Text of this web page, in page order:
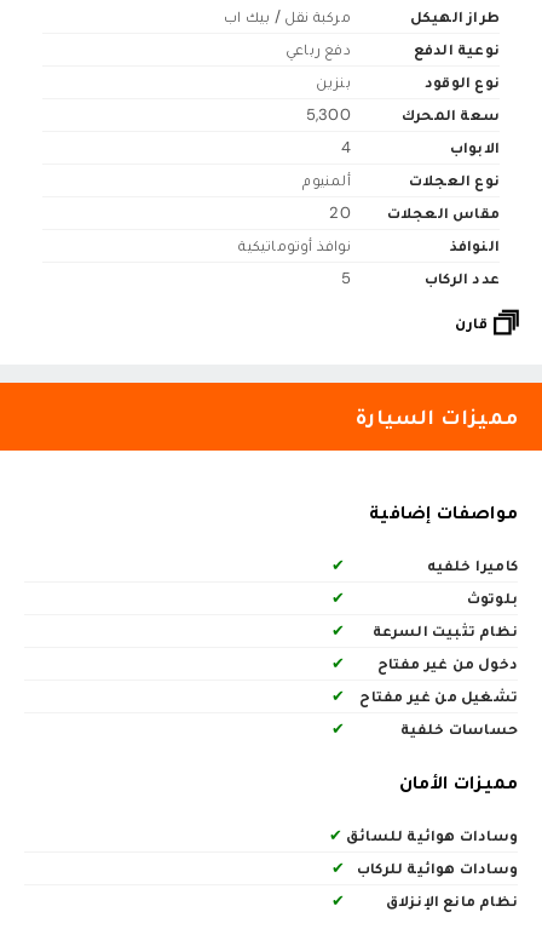
طراز الهيكل
مركبة نقل / بيك اب
نوعية الدفع
دفع رباعي
نوع الوقود
بنزين
سعة المحرك
5,300
الابواب
4
نوع العجلات
ألمنيوم
مقاس العجلات
20
النوافذ
نوافذ أوتوماتيكية
عدد الركاب
5
قارن
مميزات السيارة
مواصفات إضافية
كاميرا خلفيه
✔
بلوتوث
✔
نظام تثبيت السرعة
✔
دخول من غير مفتاح
✔
تشغيل من غير مفتاح
✔
حساسات خلفية
✔
مميزات الأمان
وسادات هوائية للسائق ✔
وسادات هوائية للركاب
✔
نظام مانع الإنزلاق
✔